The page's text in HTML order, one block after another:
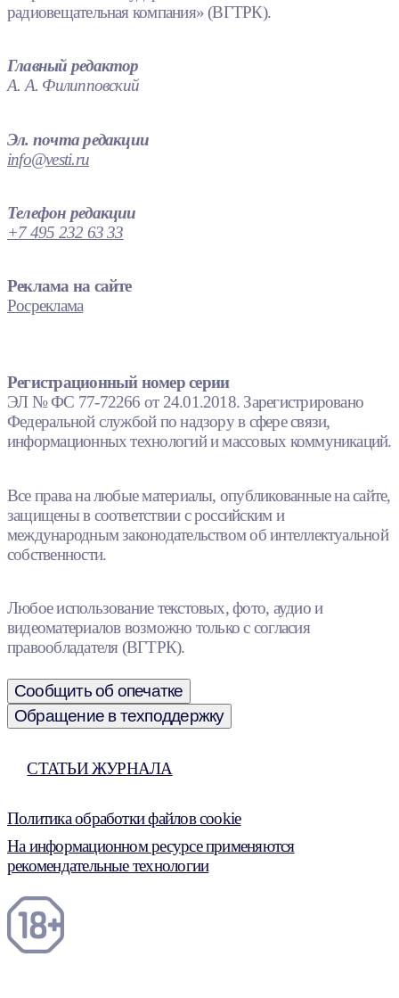
радиовещательная компания» (ВГТРК).
Главный редактор
А. А. Филипповский
Эл. почта редакции
info@vesti.ru
Телефон редакции
+7 495 232 63 33
Реклама на сайте
Росреклама
Регистрационный номер серии
ЭЛ № ФС 77-72266 от 24.01.2018. Зарегистрировано
Федеральной службой по надзору в сфере связи,
информационных технологий и массовых коммуникаций.
Все права на любые материалы, опубликованные на сайте,
защищены в соответствии с российским и
международным законодательством об интеллектуальной
собственности.
Любое использование текстовых, фото, аудио и
видеоматериалов возможно только с согласия
правообладателя (ВГТРК).
Сообщить об опечатке
Обращение в техподдержку
СТАТЬИ ЖУРНАЛА
Политика обработки файлов cookie
На информационном ресурсе применяются
рекомендательные технологии